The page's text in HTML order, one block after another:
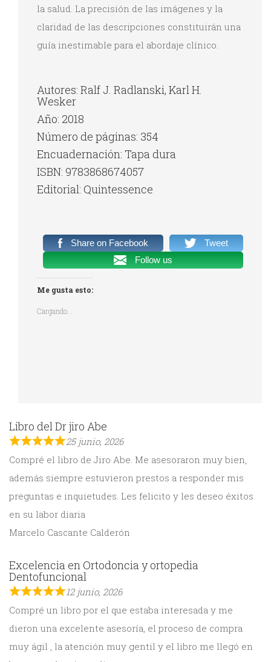
la salud. La precisión de las imágenes y la
claridad de las descripciones constituirán una
guía inestimable para el abordaje clínico.
Autores: Ralf J. Radlanski, Karl H.
Wesker
Año: 2018
Número de páginas: 354
Encuadernación: Tapa dura
ISBN: 9783868674057
Editorial: Quintessence
Share on Facebook
Tweet
Follow us
Me gusta esto:
Cargando...
Libro del Dr jiro Abe
25 junio, 2026
Compré el libro de Jiro Abe. Me asesoraron muy bien,
además siempre estuvieron prestos a responder mis
preguntas e inquietudes. Les felicito y les deseo éxitos
en su labor diaria
Marcelo Cascante Calderón
Excelencia en Ortodoncia y ortopedia
Dentofuncional
12 junio, 2026
Compré un libro por el que estaba interesada y me
dieron una excelente asesoría, el proceso de compra
muy ágil , la atención muy gentil y el libro me llegó en